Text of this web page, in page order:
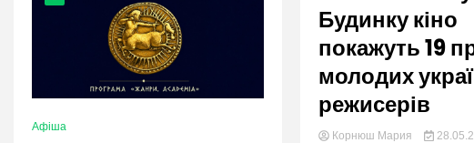
Афіша
Будинку кіно
покажуть 19
молодих
режисерів
Корнюш Мария